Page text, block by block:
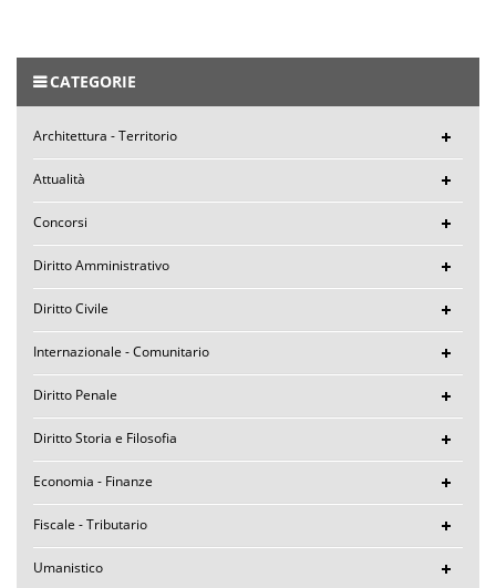
CATEGORIE
Architettura - Territorio
Attualità
Concorsi
Diritto Amministrativo
Diritto Civile
Internazionale - Comunitario
Diritto Penale
Diritto Storia e Filosofia
Economia - Finanze
Fiscale - Tributario
Umanistico